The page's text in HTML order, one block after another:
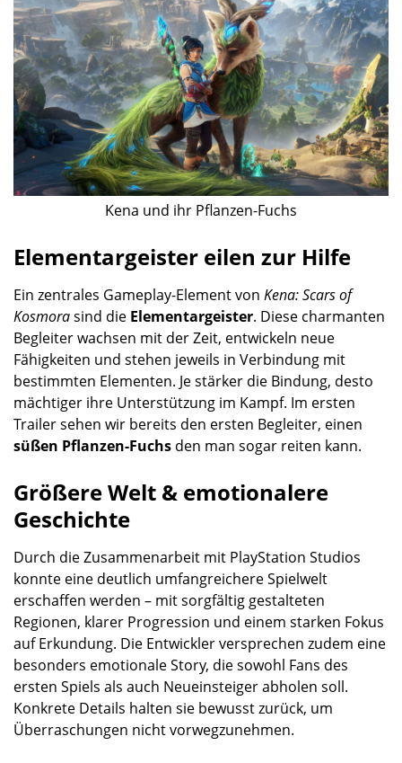
Kena und ihr Pflanzen-Fuchs
Elementargeister eilen zur Hilfe
Ein zentrales Gameplay-Element von Kena: Scars of
Kosmorasind die Elementargeister. Diese charmanten
Begleiter wachsen mit der Zeit, entwickeln neue
Fähigkeiten und stehen jeweils in Verbindung mit
bestimmten Elementen. Je stärker die Bindung, desto
mächtiger ihre Unterstützung im Kampf. Im ersten
Trailer sehen wir bereits den ersten Begleiter, einen
süßen Pflanzen-Fuchs den man sogar reiten kann.
Größere Welt & emotionalere
Geschichte
Durch die Zusammenarbeit mit PlayStation Studios
konnte eine deutlich umfangreichere Spielwelt
erschaffen werden – mit sorgfältig gestalteten
Regionen, klarer Progression und einem starken Fokus
auf Erkundung. Die Entwickler versprechen zudem eine
besonders emotionale Story, die sowohl Fans des
ersten Spiels als auch Neueinsteiger abholen soll.
Konkrete Details halten sie bewusst zurück, um
Überraschungen nicht vorwegzunehmen.